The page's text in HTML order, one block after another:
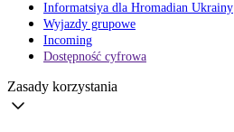
Informatsiya dla Hromadian Ukrainy
Wyjazdy grupowe
Incoming
Dostępność cyfrowa
Zasady korzystania